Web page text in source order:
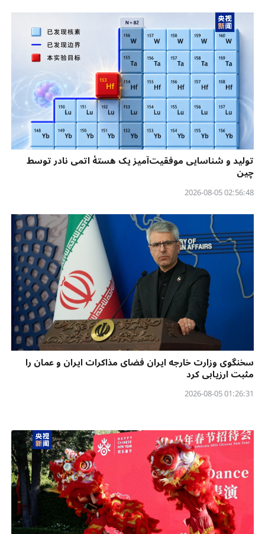
تولید و شناسایی موفقیت‌آمیز یک هستهٔ اتمی نادر توسط
چین
02:56:48 2026-08-05
سخنگوی وزارت خارجه ایران فضای مذاکرات ایران و عمان را
مثبت ارزیابی کرد
01:26:31 2026-08-05